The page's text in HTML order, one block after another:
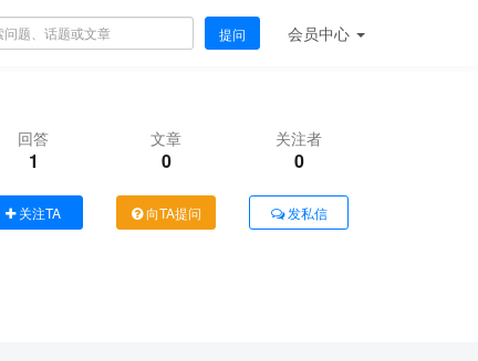
提问 会员中心
回答
1
文章
0
关注者
0
关注TA 向TA提问 发私信